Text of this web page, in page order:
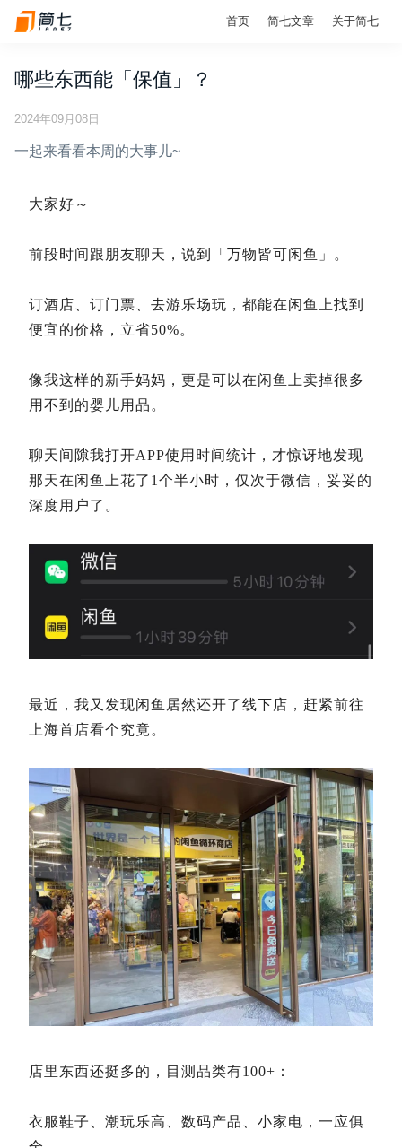
首页 简七文章 关于简七
哪些东西能「保值」？
2024年09月08日
一起来看看本周的大事儿~
大家好～
前段时间跟朋友聊天，说到「万物皆可闲鱼」。
订酒店、订门票、去游乐场玩，都能在闲鱼上找到
便宜的价格，立省50%。
像我这样的新手妈妈，更是可以在闲鱼上卖掉很多
用不到的婴儿用品。
聊天间隙我打开APP使用时间统计，才惊讶地发现
那天在闲鱼上花了1个半小时，仅次于微信，妥妥的
深度用户了。
最近，我又发现闲鱼居然还开了线下店，赶紧前往
上海首店看个究竟。
店里东西还挺多的，目测品类有100+：
衣服鞋子、潮玩乐高、数码产品、小家电，一应俱